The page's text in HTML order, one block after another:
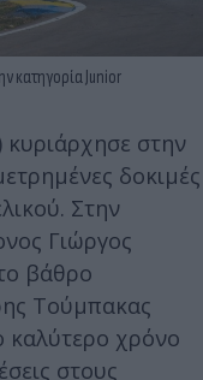
κατηγορία Junior
στην
δοκιμές
Στην
Γιώργος
βάθρο
Τούμπακας
καλύτερο χρόνο
στους